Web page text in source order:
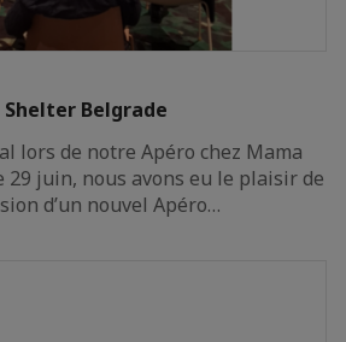
Belgrade
lors de notre Apéro chez Mama
29 juin, nous avons eu le plaisir de
d’un nouvel Apéro…